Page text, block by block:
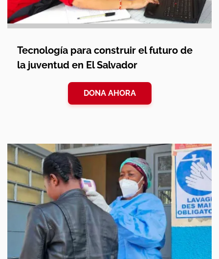
Tecnología para construir el futuro de
la juventud en El Salvador
DONA AHORA